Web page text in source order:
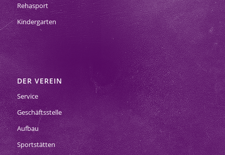
Rehasport
Kindergarten
DER VEREIN
Service
Geschäftsstelle
Aufbau
Sportstätten